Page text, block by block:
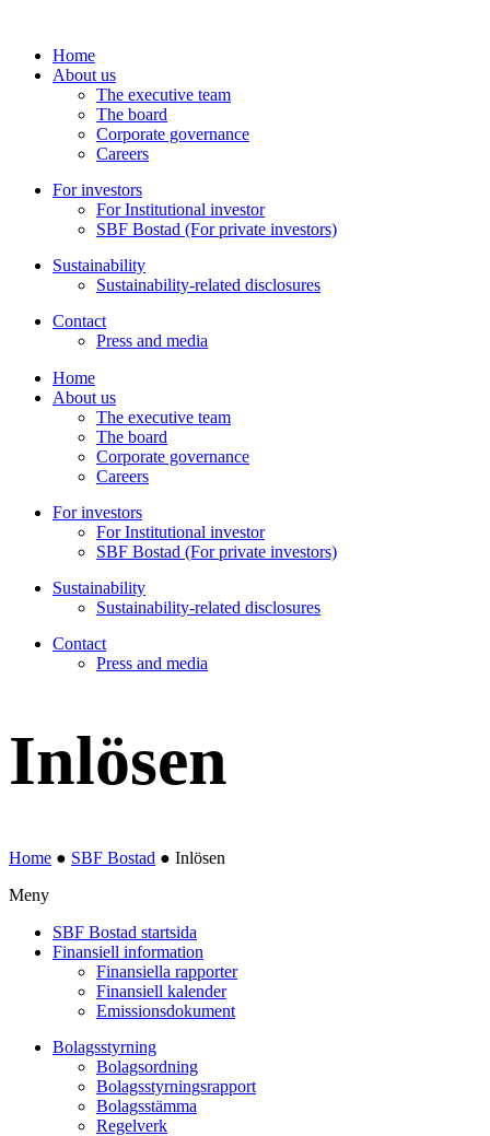
Home
About us
The executive team
The board
Corporate governance
Careers
For investors
For Institutional investor
SBF Bostad (For private investors)
Sustainability
Sustainability-related disclosures
Contact
Press and media
Home
About us
The executive team
The board
Corporate governance
Careers
For investors
For Institutional investor
SBF Bostad (For private investors)
Sustainability
Sustainability-related disclosures
Contact
Press and media
Inlösen
Home ● SBF Bostad ● Inlösen
Meny
SBF Bostad startsida
Finansiell information
Finansiella rapporter
Finansiell kalender
Emissionsdokument
Bolagsstyrning
Bolagsordning
Bolagsstyrningsrapport
Bolagsstämma
Regelverk